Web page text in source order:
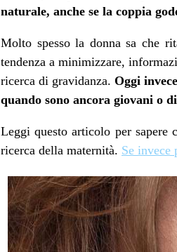
naturale, anche se la coppia
Molto spesso la donna sa che
tendenza a minimizzare,
ricerca di gravidanza.Oggi
quando sono ancora giovani o
Leggi questo articolo per
ricerca della maternità. Se invece